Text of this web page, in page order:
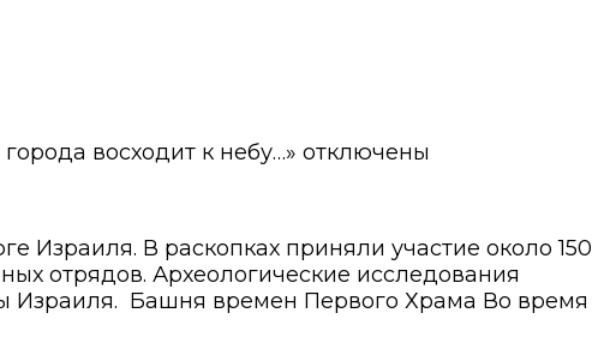
восходит к небу…» отключены
Израиля. В раскопках приняли участие около 150
отрядов. Археологические исследования
Израиля. Башня времен Первого Храма Во время